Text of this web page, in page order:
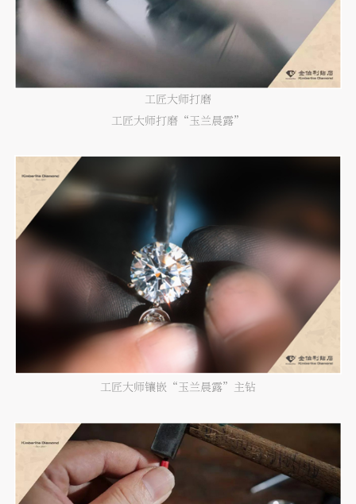
工匠大师打磨
工匠大师打磨“玉兰晨露”
工匠大师镶嵌“玉兰晨露”主钻